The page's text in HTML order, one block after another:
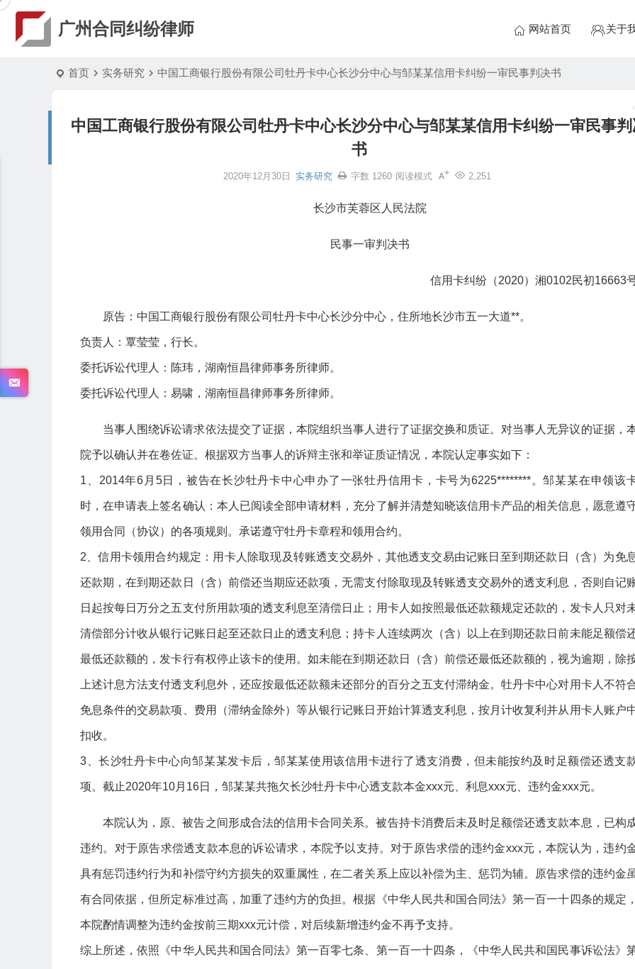
广州合同纠纷律师 网站首页 关于
首页 实务研究 中国工商银行股份有限公司牡丹卡中心长沙分中心与邹某某信用卡纠纷一审民事判决书
中国工商银行股份有限公司牡丹卡中心长沙分中心与邹某某信用卡纠纷一审民事
书
2020年12月30日 实务研究 2,251
字数 1260 阅读模式
长沙市芙蓉区人民法院
民事一审判决书
信用卡纠纷（2020）湘0102民初16663
原告：中国工商银行股份有限公司牡丹卡中心长沙分中心，住所地长沙市五一大道**。
负责人：覃莹莹，行长。
委托诉讼代理人：陈玮，湖南恒昌律师事务所律师。
委托诉讼代理人：易啸，湖南恒昌律师事务所律师。
当事人围绕诉讼请求依法提交了证据，本院组织当事人进行了证据交换和质证。对当事人无异议的证据，
院予以确认并在卷佐证。根据双方当事人的诉辩主张和举证质证情况，本院认定事实如下：
1、2014年6月5日，被告在长沙牡丹卡中心申办了一张牡丹信用卡，卡号为6225********。邹某某在申领该
时，在申请表上签名确认：本人已阅读全部申请材料，充分了解并清楚知晓该信用卡产品的相关信息，愿意遵
领用合同（协议）的各项规则。承诺遵守牡丹卡章程和领用合约。
2、信用卡领用合约规定：用卡人除取现及转账透支交易外，其他透支交易由记账日至到期还款日（含）为免
还款期，在到期还款日（含）前偿还当期应还款项，无需支付除取现及转账透支交易外的透支利息，否则自记
日起按每日万分之五支付所用款项的透支利息至清偿日止；用卡人如按照最低还款额规定还款的，发卡人只对
清偿部分计收从银行记账日起至还款日止的透支利息；持卡人连续两次（含）以上在到期还款日前未能足额偿
最低还款额的，发卡行有权停止该卡的使用。如未能在到期还款日（含）前偿还最低还款额的，视为逾期，除
上述计息方法支付透支利息外，还应按最低还款额未还部分的百分之五支付滞纳金。牡丹卡中心对用卡人不符
免息条件的交易款项、费用（滞纳金除外）等从银行记账日开始计算透支利息，按月计收复利并从用卡人账户
扣收。
3、长沙牡丹卡中心向邹某某发卡后，邹某某使用该信用卡进行了透支消费，但未能按约及时足额偿还透支
项。截止2020年10月16日，邹某某共拖欠长沙牡丹卡中心透支款本金xxx元、利息xxx元、违约金xxx元。
本院认为，原、被告之间形成合法的信用卡合同关系。被告持卡消费后未及时足额偿还透支款本息，已构
违约。对于原告求偿透支款本息的诉讼请求，本院予以支持。对于原告求偿的违约金xxx元，本院认为，违约
具有惩罚违约行为和补偿守约方损失的双重属性，在二者关系上应以补偿为主、惩罚为辅。原告求偿的违约金
有合同依据，但所定标准过高，加重了违约方的负担。根据《中华人民共和国合同法》第一百一十四条的规定
本院酌情调整为违约金按前三期xxx元计偿，对后续新增违约金不再予支持。
综上所述，依照《中华人民共和国合同法》第一百零七条、第一百一十四条，《中华人民共和国民事诉讼法》